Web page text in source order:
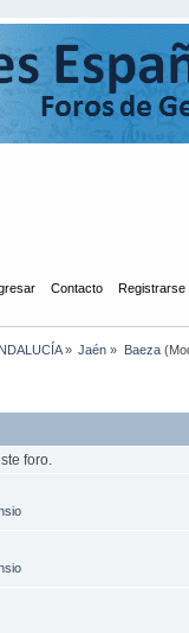
Contacto Registrarse
» Jaén » Baeza
foro.